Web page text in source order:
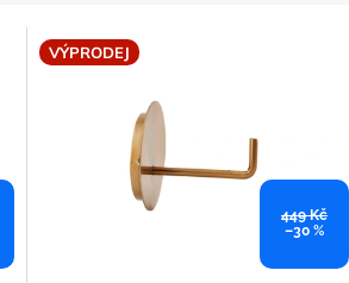
VÝPRODEJ
449 Kč
–30 %